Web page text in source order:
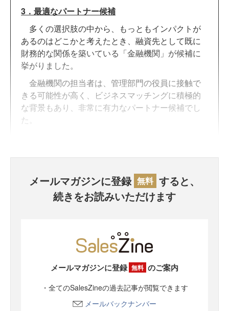
3．最適なパートナー候補
多くの選択肢の中から、もっともインパクトが
あるのはどこかと考えたとき、融資先として既に
財務的な関係を築いている「金融機関」が候補に
挙がりました。
金融機関の担当者は、管理部門の役員に接触で
きる可能性が高く、ビジネスマッチングに積極的
な背景もあり、非常に有力なパートナー候補でし
た。
メールマガジンに登録 無料 すると、
続きをお読みいただけます
メールマガジンに登録 無料 のご案内
・全てのSalesZineの過去記事が閲覧できます
メールバックナンバー